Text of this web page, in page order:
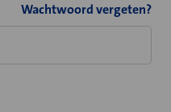
Wachtwoord vergeten?